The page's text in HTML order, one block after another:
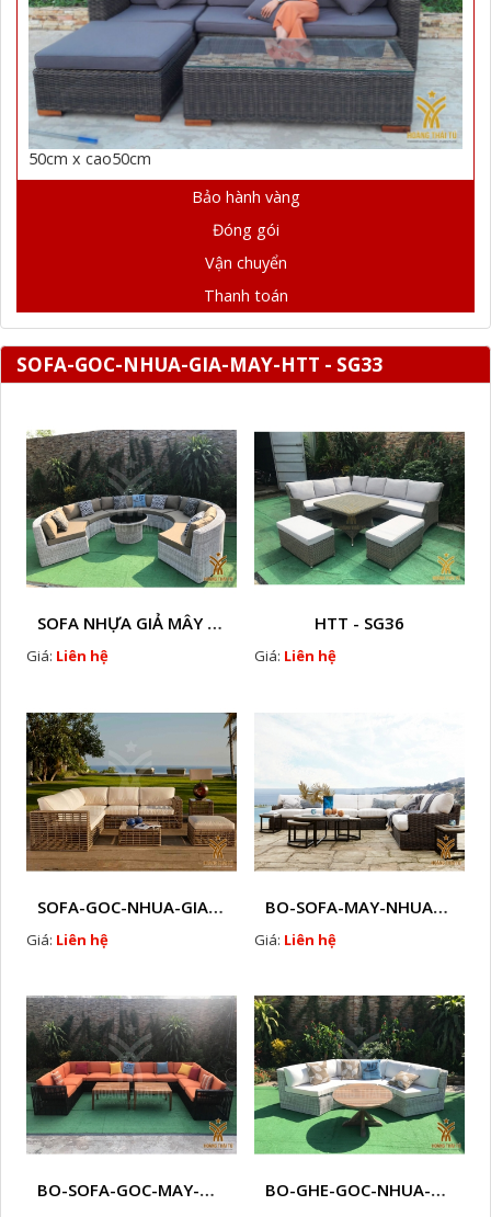
50cm x cao50cm
Bảo hành vàng
Đóng gói
Vận chuyển
Thanh toán
SOFA-GOC-NHUA-GIA-MAY-HTT - SG33
SOFA NHỰA GIẢ MÂY HTT - SG7
Giá: Liên hệ
HTT - SG36
Giá: Liên hệ
SOFA-GOC-NHUA-GIA-MAY-HTT - SG2
Giá: Liên hệ
BO-SOFA-MAY-NHUA-HTT - SG1
Giá: Liên hệ
BO-SOFA-GOC-MAY-NHUA-HTT - SG5 BO-GHE-GOC-NHUA-MAY-HTT - SG4